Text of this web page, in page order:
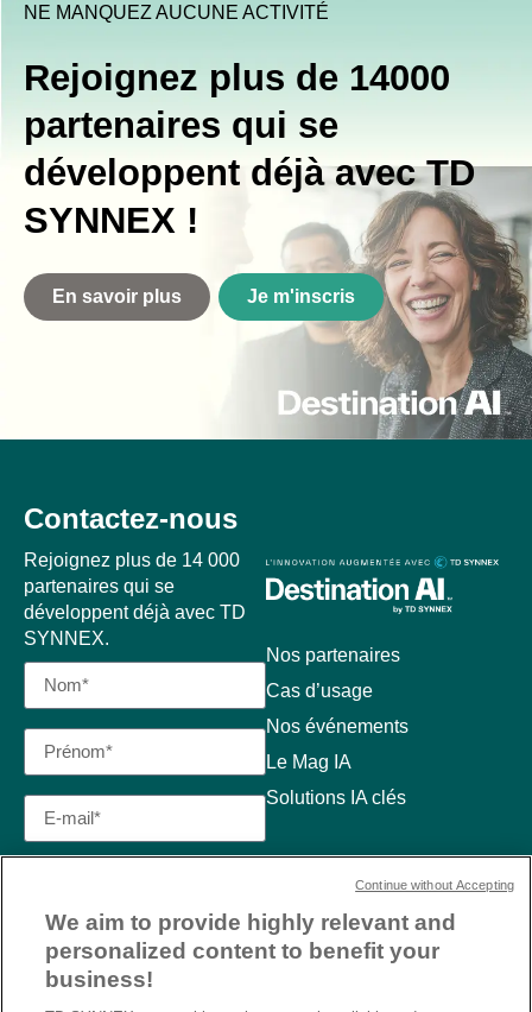
NE MANQUEZ AUCUNE ACTIVITÉ
Rejoignez plus de 14000
partenaires qui se
développent déjà avec TD
SYNNEX !
En savoir plus Je m'inscris
Nos partenaires
Cas d’usage
Nos événements
Le Mag IA
Solutions IA clés
Contactez-nous
Rejoignez plus de 14 000
partenaires qui se
développent déjà avec TD
SYNNEX.
We aim to provide highly relevant and
personalized content to benefit your
business!
Continue without Accepting